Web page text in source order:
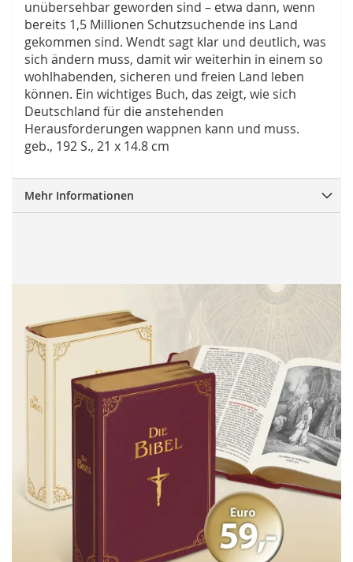
unübersehbar geworden sind – etwa dann, wenn
bereits 1,5 Millionen Schutzsuchende ins Land
gekommen sind. Wendt sagt klar und deutlich, was
sich ändern muss, damit wir weiterhin in einem so
wohlhabenden, sicheren und freien Land leben
können. Ein wichtiges Buch, das zeigt, wie sich
Deutschland für die anstehenden
Herausforderungen wappnen kann und muss.
geb., 192 S., 21 x 14.8 cm
Mehr Informationen